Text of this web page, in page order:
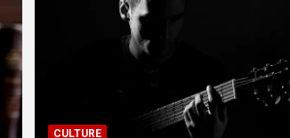
CULTURE